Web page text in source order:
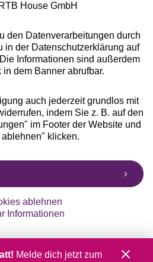
House GmbH
den Datenverarbeitungen durch
in der Datenschutzerklärung auf
Informationen sind außerdem
dem Banner abrufbar.
auch jederzeit grundlos mit
indem Sie z. B. auf den
im Footer der Website und
klicken.
ablehnen
Informationen
Melde dich jetzt zum